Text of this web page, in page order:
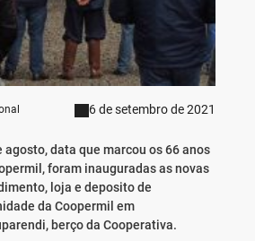
6 de setembro de 2021
agosto, data que marcou os 66 anos
foram inauguradas as novas
loja e deposito de
da Coopermil em
berço da Cooperativa.